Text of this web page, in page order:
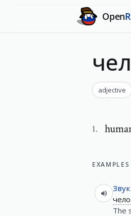
Open
adjective
1.
EXAMPLES
Звук
The